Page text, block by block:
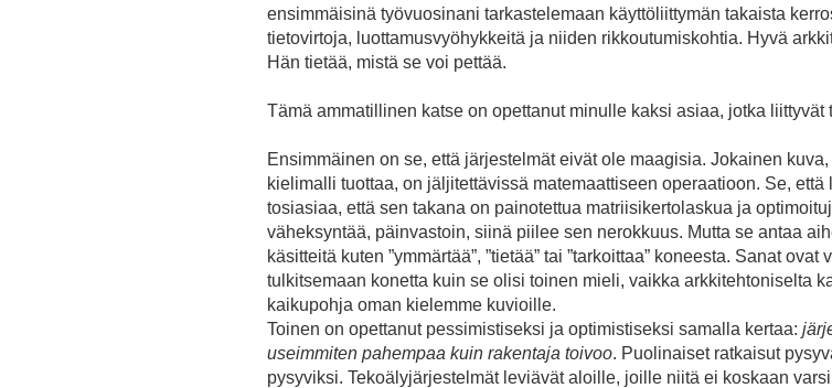
ensimmäisinä työvuosinani tarkastelemaan käyttöliittymän takaista
tietovirtoja, luottamusvyöhykkeitä ja niiden rikkoutumiskohtia. Hyvä
Hän tietää, mistä se voi pettää.
Tämä ammatillinen katse on opettanut minulle kaksi asiaa, jotka liittyvät
Ensimmäinen on se, että järjestelmät eivät ole maagisia. Jokainen
kielimalli tuottaa, on jäljitettävissä matemaattiseen operaatioon. Se, että
tosiasiaa, että sen takana on painotettua matriisikertolaskua ja
väheksyntää, päinvastoin, siinä piilee sen nerokkuus. Mutta se antaa
käsitteitä kuten ”ymmärtää”, ”tietää” tai ”tarkoittaa” koneesta. Sanat
tulkitsemaan konetta kuin se olisi toinen mieli, vaikka arkkitehtoniselta
kaikupohja oman kielemme kuvioille.
Toinen on opettanut pessimistiseksi ja optimistiseksi samalla kertaa:
useimmiten pahempaa kuin rakentaja toivoo. Puolinaiset ratkaisut
pysyviksi. Tekoälyjärjestelmät leviävät aloille, joille niitä ei koskaan